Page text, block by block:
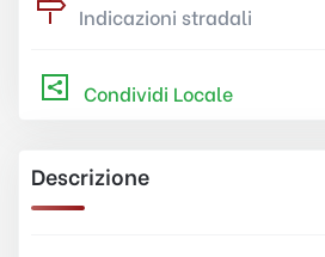
Indicazioni stradali
Condividi Locale
Descrizione